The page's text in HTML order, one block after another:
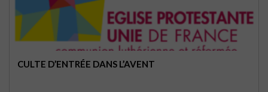
CULTE D’ENTRÉE DANS L’AVENT